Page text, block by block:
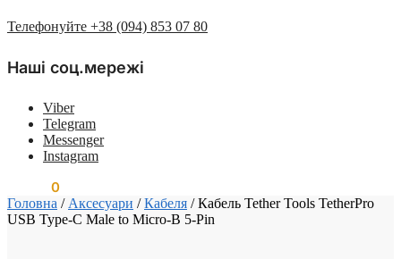
Телефонуйте +38 (094) 853 07 80
Наші соц.мережі
Viber
Telegram
Messenger
Instagram
0
Головна / Аксесуари /Кабеля /Кабель Tether Tools TetherPro
USB Type-C Male to Micro-B 5-Pin